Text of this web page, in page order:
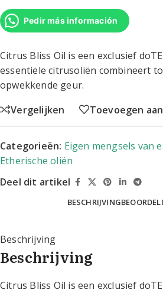
Pedir más información
Citrus Bliss Oil is een exclusief
essentiële citrusoliën combineert
opwekkende geur.
Vergelijken
Toevoegen
Categorieën: Eigen mengsels van
Etherische oliën
Deel dit artikel
BESCHRIJVING
Beschrijving
Beschrijving
Citrus Bliss Oil is een exclusief